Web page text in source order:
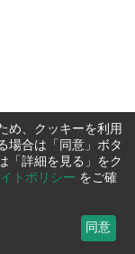
め、クッキーを利用
場合は「同意」ボタ
「詳細を見る」をク
トポリシー をご確
同意